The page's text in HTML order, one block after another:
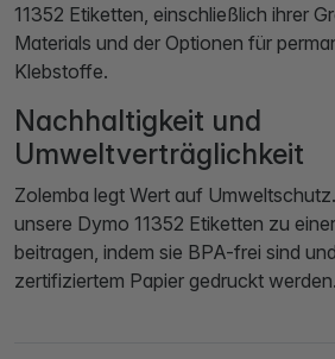
11352 Etiketten, einschließlich ihrer
Materials und der Optionen für
Klebstoffe.
Nachhaltigkeit und
Umweltverträglichkeit
Zolemba legt Wert auf
unsere Dymo 11352 Etiketten zu
beitragen, indem sie BPA-frei sind
zertifiziertem Papier gedruckt werden.